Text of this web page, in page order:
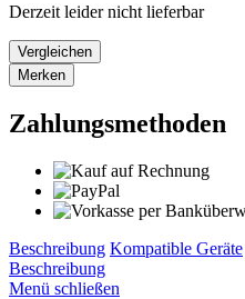
Derzeit leider nicht lieferbar
Vergleichen
Merken
Zahlungsmethoden
Beschreibung Kompatible Geräte
Beschreibung
Menü schließen